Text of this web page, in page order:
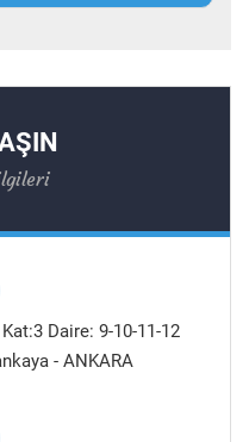
Daire: 9-10-11-12
- ANKARA